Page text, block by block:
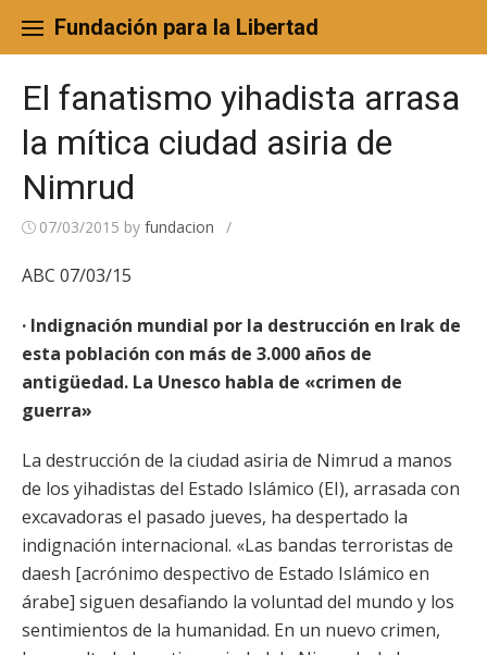
content
Fundación para la Libertad
El fanatismo yihadista arrasa
la mítica ciudad asiria de
Nimrud
07/03/2015 by fundacion /
ABC 07/03/15
· Indignación mundial por la destrucción en Irak de
esta población con más de 3.000 años de
antigüedad. La Unesco habla de «crimen de
guerra»
La destrucción de la ciudad asiria de Nimrud a manos
de los yihadistas del Estado Islámico (EI), arrasada con
excavadoras el pasado jueves, ha despertado la
indignación internacional. «Las bandas terroristas de
daesh [acrónimo despectivo de Estado Islámico en
árabe] siguen desafiando la voluntad del mundo y los
sentimientos de la humanidad. En un nuevo crimen,